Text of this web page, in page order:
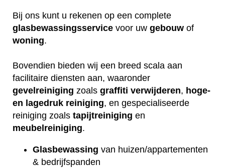
Bij ons kunt u rekenen op een complete
glasbewassingsservice voor uw gebouw of
woning.
Bovendien bieden wij een breed scala aan
facilitaire diensten aan, waaronder
gevelreiniging zoals graffiti verwijderen, hoge-
en lagedruk reiniging, en gespecialiseerde
reiniging zoals tapijtreiniging en
meubelreiniging.
Glasbewassing van huizen/appartementen
& bedrijfspanden